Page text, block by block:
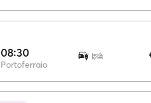
08:30
Portoferraio